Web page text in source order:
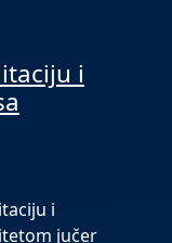
i
i
jučer